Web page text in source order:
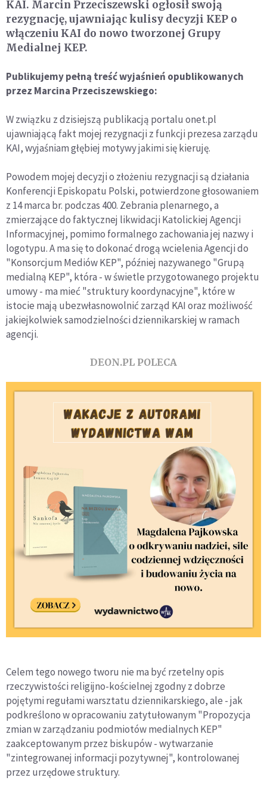
KAI. Marcin Przeciszewski ogłosił swoją
rezygnację, ujawniając kulisy decyzji KEP o
włączeniu KAI do nowo tworzonej Grupy
Medialnej KEP.
Publikujemy pełną treść wyjaśnień opublikowanych
przez Marcina Przeciszewskiego:
W związku z dzisiejszą publikacją portalu onet.pl
ujawniającą fakt mojej rezygnacji z funkcji prezesa zarządu
KAI, wyjaśniam głębiej motywy jakimi się kieruję.
Powodem mojej decyzji o złożeniu rezygnacji są działania
Konferencji Episkopatu Polski, potwierdzone głosowaniem
z 14 marca br. podczas 400. Zebrania plenarnego, a
zmierzające do faktycznej likwidacji Katolickiej Agencji
Informacyjnej, pomimo formalnego zachowania jej nazwy i
logotypu. A ma się to dokonać drogą wcielenia Agencji do
"Konsorcjum Mediów KEP", później nazywanego "Grupą
medialną KEP", która - w świetle przygotowanego projektu
umowy - ma mieć "struktury koordynacyjne", które w
istocie mają ubezwłasnowolnić zarząd KAI oraz możliwość
jakiejkolwiek samodzielności dziennikarskiej w ramach
agencji.
DEON.PL POLECA
Celem tego nowego tworu nie ma być rzetelny opis
rzeczywistości religijno-kościelnej zgodny z dobrze
pojętymi regułami warsztatu dziennikarskiego, ale - jak
podkreślono w opracowaniu zatytułowanym "Propozycja
zmian w zarządzaniu podmiotów medialnych KEP"
zaakceptowanym przez biskupów - wytwarzanie
"zintegrowanej informacji pozytywnej", kontrolowanej
przez urzędowe struktury.